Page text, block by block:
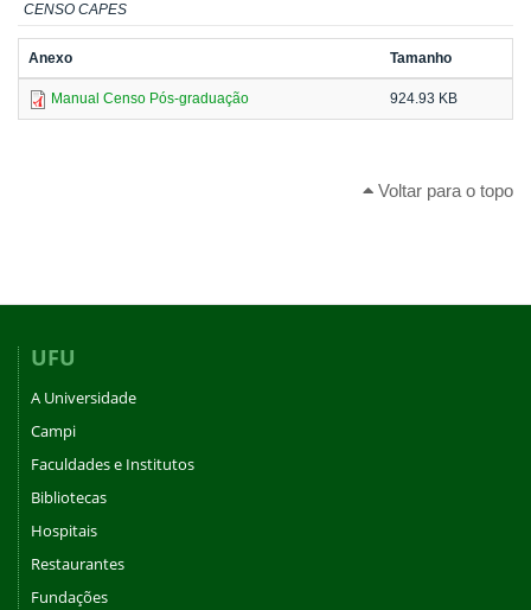
CENSO CAPES
Anexo Tamanho
Manual Censo Pós-graduação 924.93 KB
Voltar para o topo
UFU
A Universidade
Campi
Faculdades e Institutos
Bibliotecas
Hospitais
Restaurantes
Fundações